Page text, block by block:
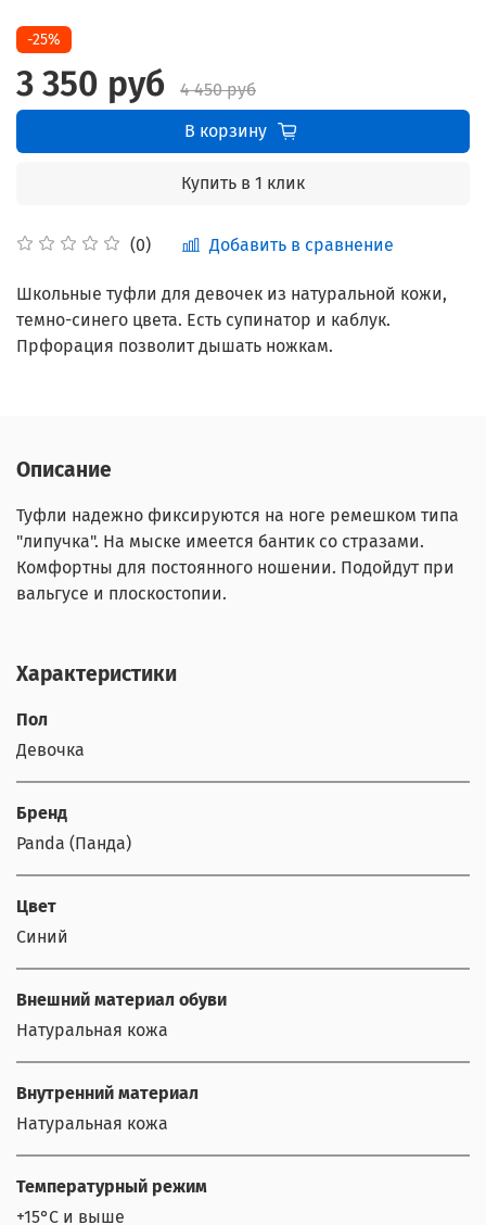
(0) Добавить в сравнение
-25%
3 350 руб
4 450 руб
В корзину
Купить в 1 клик
Школьные туфли для девочек из натуральной кожи,
темно-синего цвета. Есть супинатор и каблук.
Прфорация позволит дышать ножкам.
Описание
Туфли надежно фиксируются на ноге ремешком типа
"липучка". На мыске имеется бантик со стразами.
Комфортны для постоянного ношении. Подойдут при
вальгусе и плоскостопии.
Характеристики
Пол
Девочка
Бренд
Panda (Панда)
Цвет
Синий
Внешний материал обуви
Натуральная кожа
Внутренний материал
Натуральная кожа
Температурный режим
+15°С и выше